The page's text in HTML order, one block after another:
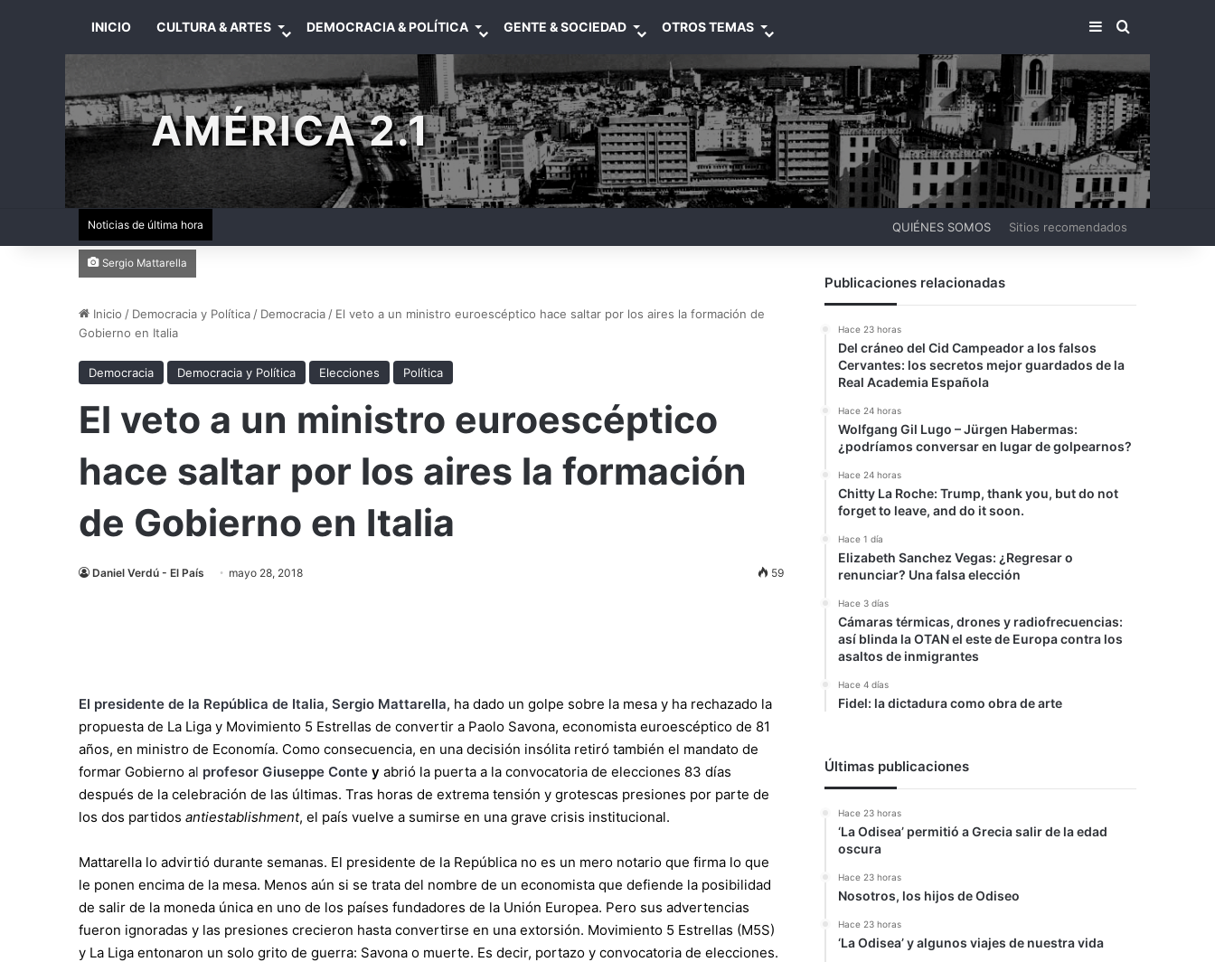
INICIO CULTURA & ARTES DEMOCRACIA & POLÍTICA GENTE & SOCIEDAD OTROS TEMAS BARRA LATERAL
BUSCAR
AMÉRICA 2.1
Noticias de última hora QUIÉNES SOMOS Sitios recomendados
Sergio Mattarella
Inicio / Democracia y Política / Democracia / El veto a un ministro euroescéptico hace saltar por los aires la formación de
Gobierno en Italia
Democracia Democracia y Política Elecciones Política
El veto a un ministro euroescéptico
hace saltar por los aires la formación
de Gobierno en Italia
Daniel Verdú - El País mayo 28, 2018 59
El presidente de la República de Italia, Sergio Mattarella, ha dado un golpe sobre la mesa y ha rechazado la
propuesta de La Liga y Movimiento 5 Estrellas de convertir a Paolo Savona, economista euroescéptico de 81
años, en ministro de Economía. Como consecuencia, en una decisión insólita retiró también el mandato de
formar Gobierno al profesor Giuseppe Conte y abrió la puerta a la convocatoria de elecciones 83 días
después de la celebración de las últimas. Tras horas de extrema tensión y grotescas presiones por parte de
los dos partidos antiestablishment, el país vuelve a sumirse en una grave crisis institucional.
Mattarella lo advirtió durante semanas. El presidente de la República no es un mero notario que firma lo que
le ponen encima de la mesa. Menos aún si se trata del nombre de un economista que defiende la posibilidad
de salir de la moneda única en uno de los países fundadores de la Unión Europea. Pero sus advertencias
fueron ignoradas y las presiones crecieron hasta convertirse en una extorsión. Movimiento 5 Estrellas (M5S)
y La Liga entonaron un solo grito de guerra: Savona o muerte. Es decir, portazo y convocatoria de elecciones.
Publicaciones relacionadas
Hace 23 horas
Del cráneo del Cid Campeador a los falsos
Cervantes: los secretos mejor guardados de la
Real Academia Española
Hace 24 horas
Wolfgang Gil Lugo – Jürgen Habermas:
¿podríamos conversar en lugar de golpearnos?
Hace 24 horas
Chitty La Roche: Trump, thank you, but do not
forget to leave, and do it soon.
Hace 1 día
Elizabeth Sanchez Vegas: ¿Regresar o
renunciar? Una falsa elección
Hace 3 días
Cámaras térmicas, drones y radiofrecuencias:
así blinda la OTAN el este de Europa contra los
asaltos de inmigrantes
Hace 4 días
Fidel: la dictadura como obra de arte
Últimas publicaciones
Hace 23 horas
‘La Odisea’ permitió a Grecia salir de la edad
oscura
Hace 23 horas
Nosotros, los hijos de Odiseo
Hace 23 horas
‘La Odisea’ y algunos viajes de nuestra vida